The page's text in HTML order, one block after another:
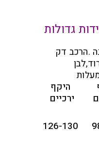
גדולות
היקף
ירכיים
126-130